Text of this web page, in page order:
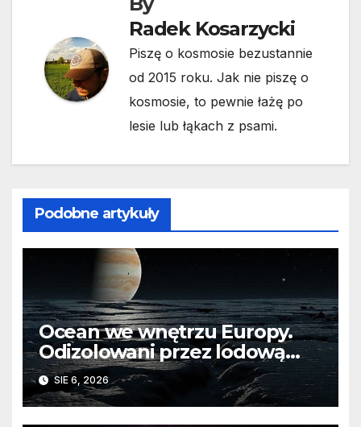
Radek Kosarzycki
Piszę o kosmosie bezustannie
od 2015 roku. Jak nie piszę o
kosmosie, to pewnie łażę po
lesie lub łąkach z psami.
Podobne artykuły
Ocean we wnętrzu Europy.
Odizolowani przez lodową
barierę
SIE 6, 2026